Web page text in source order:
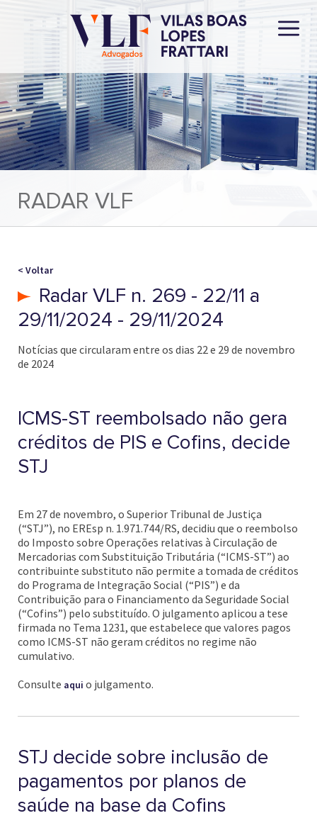
RADAR VLF
< Voltar
Radar VLF n. 269 - 22/11 a
29/11/2024 - 29/11/2024
Notícias que circularam entre os dias 22 e 29 de novembro
de 2024
ICMS-ST reembolsado não gera
créditos de PIS e Cofins, decide
STJ
Em 27 de novembro, o Superior Tribunal de Justiça
(“STJ”), no EREsp n. 1.971.744/RS, decidiu que o reembolso
do Imposto sobre Operações relativas à Circulação de
Mercadorias com Substituição Tributária (“ICMS-ST”) ao
contribuinte substituto não permite a tomada de créditos
do Programa de Integração Social (“PIS”) e da
Contribuição para o Financiamento da Seguridade Social
(“Cofins”) pelo substituído. O julgamento aplicou a tese
firmada no Tema 1231, que estabelece que valores pagos
como ICMS-ST não geram créditos no regime não
cumulativo.
Consulte aqui o julgamento.
STJ decide sobre inclusão de
pagamentos por planos de
saúde na base da Cofins